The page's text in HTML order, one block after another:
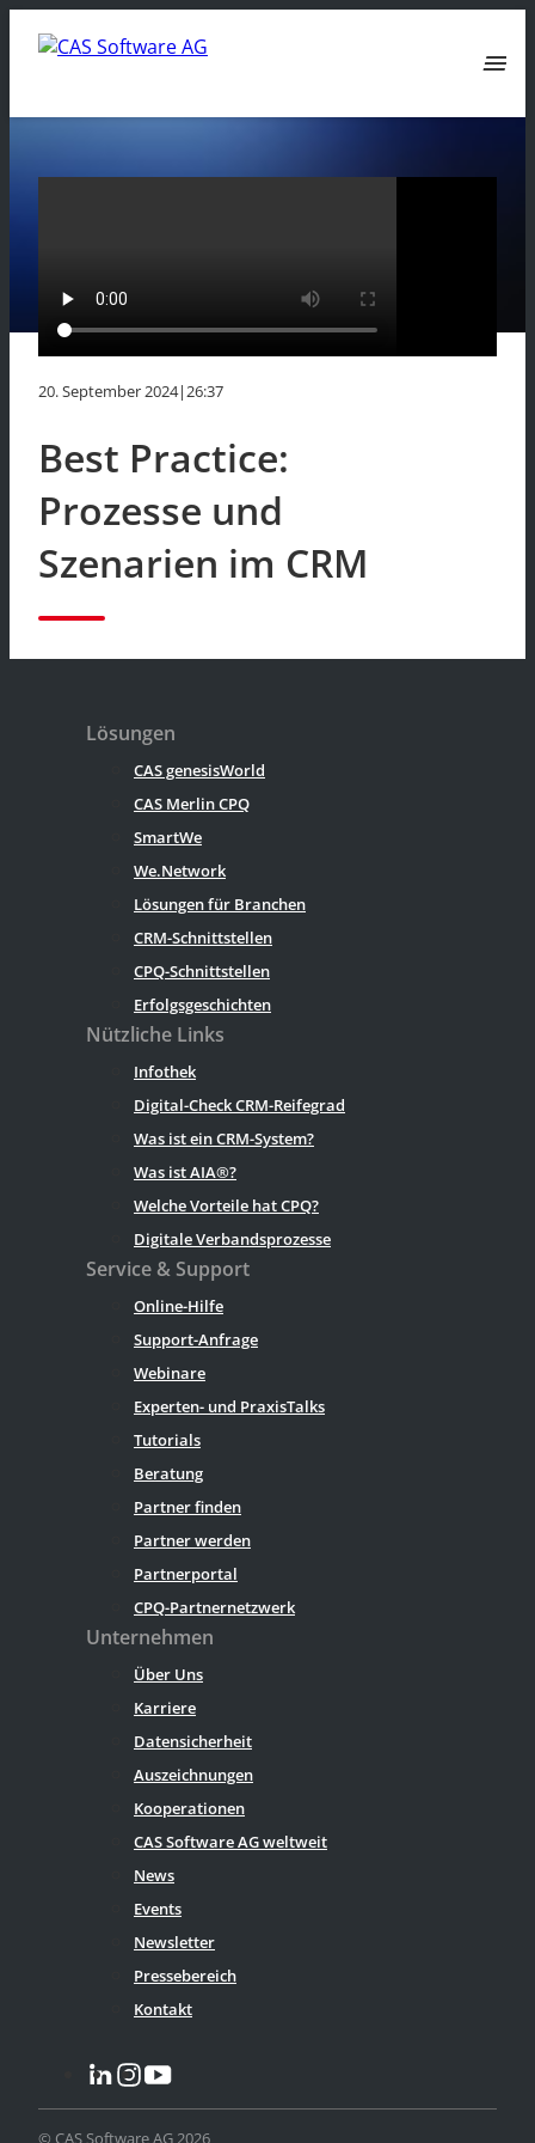
menu
20. September 2024|26:37
Best Practice:
Prozesse und
Szenarien im CRM
Lösungen
CAS genesisWorld
CAS Merlin CPQ
SmartWe
We.Network
Lösungen für Branchen
CRM-Schnittstellen
CPQ-Schnittstellen
Erfolgsgeschichten
Nützliche Links
Infothek
Digital-Check CRM-Reifegrad
Was ist ein CRM-System?
Was ist AIA®?
Welche Vorteile hat CPQ?
Digitale Verbandsprozesse
Service & Support
Online-Hilfe
Support-Anfrage
Webinare
Experten- und PraxisTalks
Tutorials
Beratung
Partner finden
Partner werden
Partnerportal
CPQ-Partnernetzwerk
Unternehmen
Über Uns
Karriere
Datensicherheit
Auszeichnungen
Kooperationen
CAS Software AG weltweit
News
Events
Newsletter
Pressebereich
Kontakt
© CAS Software AG 2026